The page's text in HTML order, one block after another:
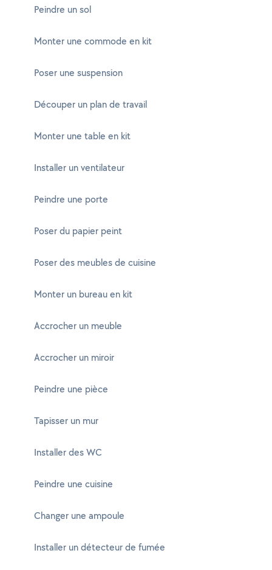
Peindre un sol
Monter une commode en kit
Poser une suspension
Découper un plan de travail
Monter une table en kit
Installer un ventilateur
Peindre une porte
Poser du papier peint
Poser des meubles de cuisine
Monter un bureau en kit
Accrocher un meuble
Accrocher un miroir
Peindre une pièce
Tapisser un mur
Installer des WC
Peindre une cuisine
Changer une ampoule
Installer un détecteur de fumée